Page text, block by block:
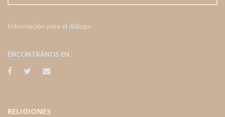
Información para el diálogo
ENCONTRANOS EN :
RELIGIONES